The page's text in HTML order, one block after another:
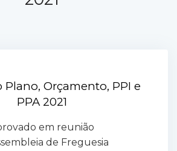
Plano, Orçamento, PPI e
PPA 2021
em reunião
de Freguesia